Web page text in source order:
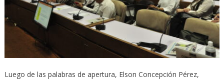
Luego de las palabras de apertura, Elson Concepción Pérez,